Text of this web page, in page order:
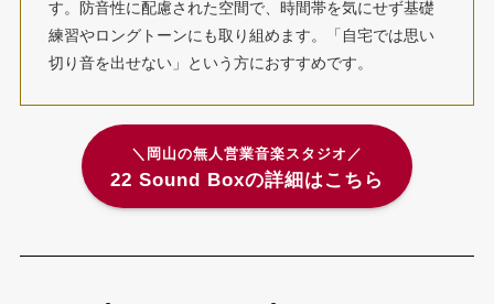
す。防音性に配慮された空間で、時間帯を気にせず基礎
練習やロングトーンにも取り組めます。「自宅では思い
切り音を出せない」という方におすすめです。
＼岡山の無人営業音楽スタジオ／
22 Sound Boxの詳細はこちら